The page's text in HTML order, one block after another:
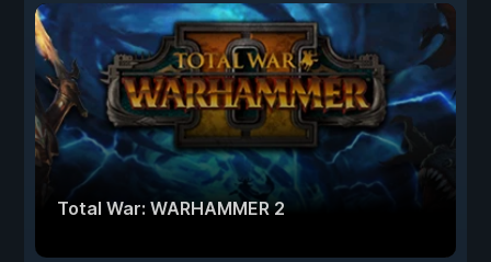
Total War: WARHAMMER 2